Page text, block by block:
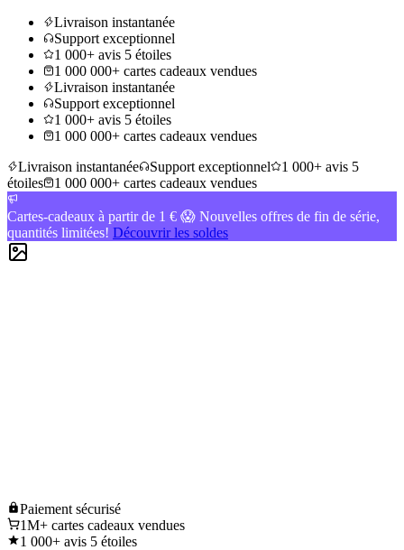
Livraison instantanée
Support exceptionnel
1 000+ avis 5 étoiles
1 000 000+ cartes cadeaux vendues
Livraison instantanée
Support exceptionnel
1 000+ avis 5 étoiles
1 000 000+ cartes cadeaux vendues
Livraison instantanée
Support exceptionnel
1 000+ avis 5
étoiles
1 000 000+ cartes cadeaux vendues
Cartes-cadeaux à partir de 1 € 😱 Nouvelles offres de fin de série,
quantités limitées! Découvrir les soldes
Paiement sécurisé
1M+ cartes cadeaux vendues
1 000+ avis 5 étoiles